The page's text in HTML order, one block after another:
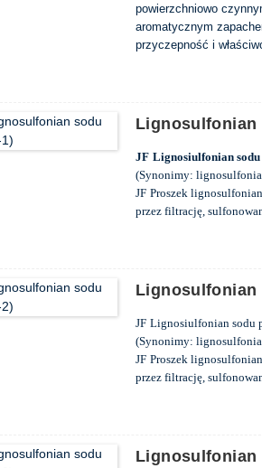
powierzchniowo
aromatycznym
przyczepność i
30% cukrów
Lignosulfonian
JF Lignosiulfonian sodu
(Synonimy:
JF Proszek
przez filtrację,
Lignosulfonian
JF Lignosiulfonian sodu
(Synonimy:
JF Proszek
przez filtrację,
Lignosulfonian